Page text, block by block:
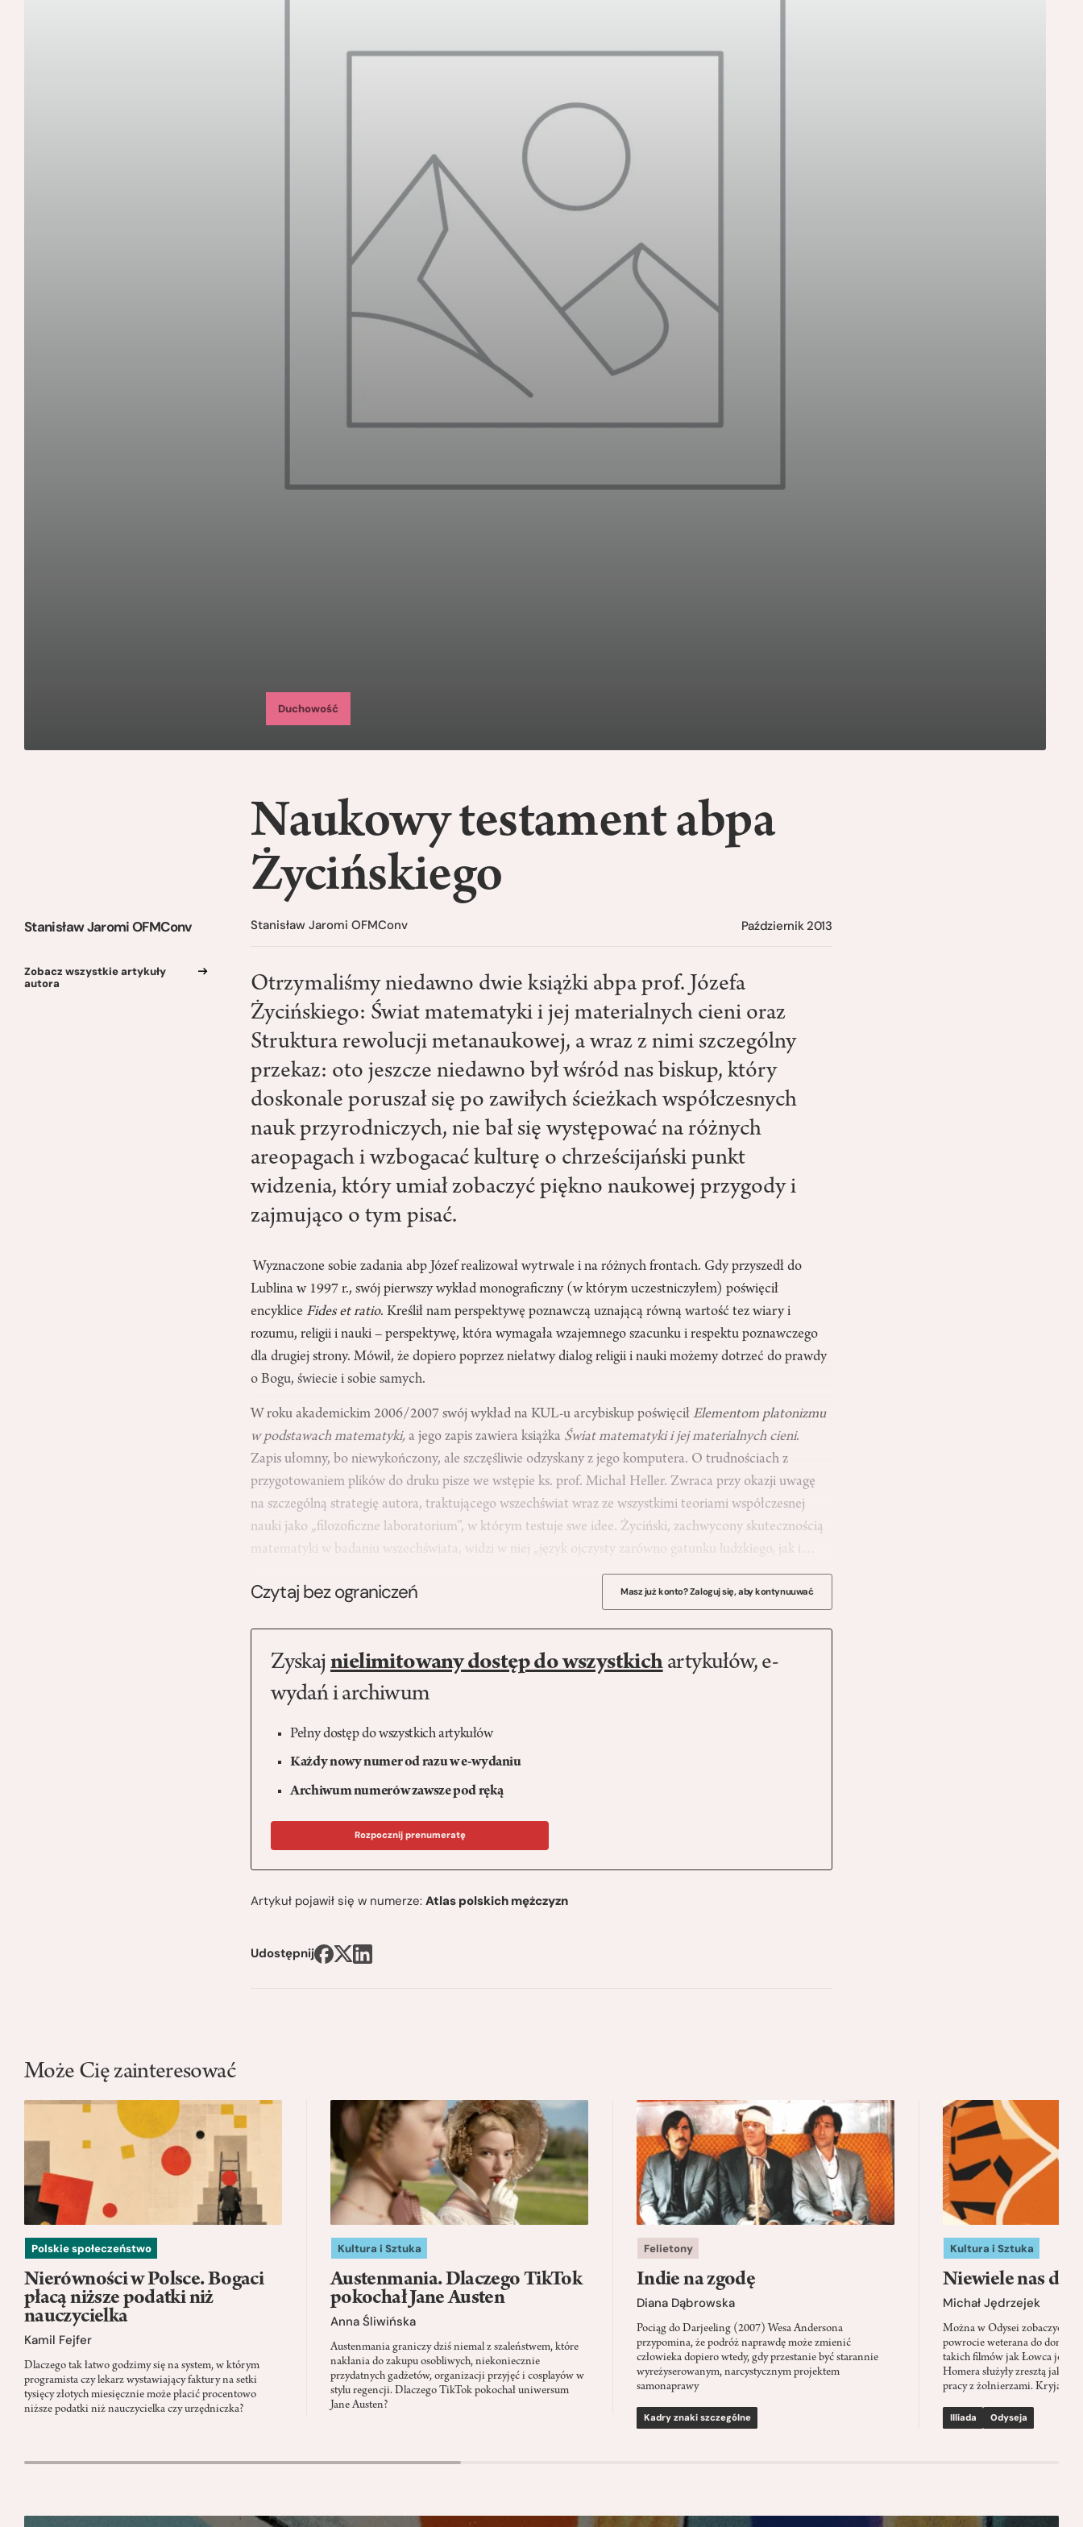
Duchowość
Stanisław Jaromi OFMConv
Zobacz wszystkie artykuły
autora
Naukowy testament abpa
Życińskiego
Stanisław Jaromi OFMConv Październik 2013
Otrzymaliśmy niedawno dwie książki abpa prof. Józefa
Życińskiego: Świat matematyki i jej materialnych cieni oraz
Struktura rewolucji metanaukowej, a wraz z nimi szczególny
przekaz: oto jeszcze niedawno był wśród nas biskup, który
doskonale poruszał się po zawiłych ścieżkach współczesnych
nauk przyrodniczych, nie bał się występować na różnych
areopagach i wzbogacać kulturę o chrześcijański punkt
widzenia, który umiał zobaczyć piękno naukowej przygody i
zajmująco o tym pisać.
Wyznaczone sobie zadania abp Józef realizował wytrwale i na różnych frontach. Gdy przyszedł do
Lublina w 1997 r., swój pierwszy wykład monograficzny (w którym uczestniczyłem) poświęcił
encykliceFides et ratio. Kreślił nam perspektywę poznawczą uznającą równą wartość tez wiary i
rozumu, religii i nauki – perspektywę, która wymagała wzajemnego szacunku i respektu poznawczego
dla drugiej strony. Mówił, że dopiero poprzez niełatwy dialog religii i nauki możemy dotrzeć do prawdy
o Bogu, świecie i sobie samych.
W roku akademickim 2006/2007 swój wykład na KUL-u arcybiskup poświęciłElementom platonizmu
w podstawach matematyki, a jego zapis zawiera książka Świat matematyki i jej materialnych cieni.
Zapis ułomny, bo niewykończony, ale szczęśliwie odzyskany z jego komputera. O trudnościach z
przygotowaniem plików do druku pisze we wstępie ks. prof. Michał Heller. Zwraca przy okazji uwagę
na szczególną strategię autora, traktującego wszechświat wraz ze wszystkimi teoriami współczesnej
nauki jako „filozoficzne laboratorium”, w którym testuje swe idee. Życiński, zachwycony skutecznością
matematyki w badaniu wszechświata, widzi w niej „język ojczysty zarówno gatunku ludzkiego, jak i…
Czytaj bez ograniczeń Masz już konto? Zaloguj się, aby kontynuuwać
Zyskaj nielimitowany dostęp do wszystkichartykułów, e-
wydań i archiwum
Pełny dostęp do wszystkich artykułów
Każdy nowy numer od razu w e-wydaniu
Archiwum numerów zawsze pod ręką
Rozpocznij prenumeratę
Artykuł pojawił się w numerze:Atlas polskich mężczyzn
Udostępnij
Może Cię zainteresować
Polskie społeczeństwo
Nierówności w Polsce. Bogaci
płacą niższe podatki niż
nauczycielka
Kamil Fejfer
Dlaczego tak łatwo godzimy się na system, w którym
programista czy lekarz wystawiający faktury na setki
tysięcy złotych miesięcznie może płacić procentowo
niższe podatki niż nauczycielka czy urzędniczka?
Kultura i Sztuka
Austenmania. Dlaczego TikTok
pokochał Jane Austen
Anna Śliwińska
Austenmania graniczy dziś niemal z szaleństwem, które
nakłania do zakupu osobliwych, niekoniecznie
przydatnych gadżetów, organizacji przyjęć i cosplayów w
stylu regencji. Dlaczego TikTok pokochał uniwersum
Jane Austen?
Felietony
Indie na zgodę
Diana Dąbrowska
Pociąg do Darjeeling (2007) Wesa Andersona
przypomina, że podróż naprawdę może zmienić
człowieka dopiero wtedy, gdy przestanie być starannie
wyreżyserowanym, narcystycznym projektem
samonaprawy
Kadry znaki szczególne
Kultura i Sztuka
Niewiele nas
Michał Jędrzejek
Można w Odysei zobaczyć
powrocie weterana do domu,
takich filmów jak Łowca jeleni
Homera służyły zresztą jako
pracy z żołnierzami. Kryją też
Illiada Odyseja